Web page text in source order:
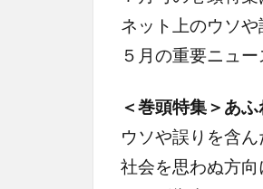
ネット上のウソ
５月の重要ニュー
＜巻頭特集＞あ
ウソや誤りを含
社会を思わぬ方向